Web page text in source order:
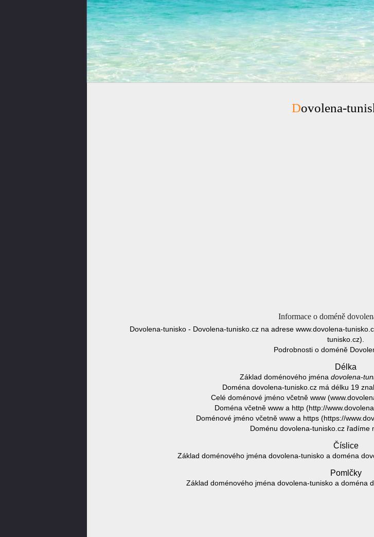
Dovolena-
Informace o doméně
Dovolena-tunisko - Dovolena-tunisko.cz na adrese www.dovolena-
tunisko.cz).
Podrobnosti o doméně
Délka
Základ doménového jména dovolena-
Doména dovolena-tunisko.cz má délku 19
Celé doménové jméno včetně www
Doména včetně www a http (http://
Doménové jméno včetně www a https (https://
Doménu dovolena-tunisko.cz řadíme
Číslice
Základ doménového jména dovolena-tunisko a doména
Pomlčky
Základ doménového jména dovolena-tunisko a doména